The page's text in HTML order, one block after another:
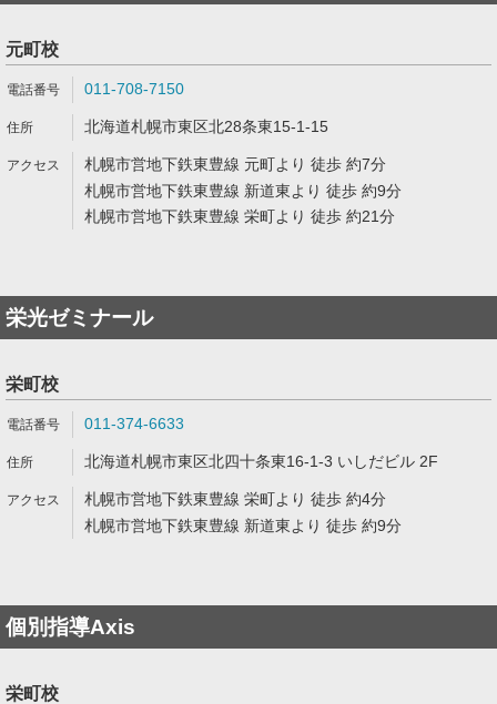
元町校
011-708-7150
北海道札幌市東区北28条東15-1-15
札幌市営地下鉄東豊線 元町より 徒歩 約7分
札幌市営地下鉄東豊線 新道東より 徒歩 約9分
札幌市営地下鉄東豊線 栄町より 徒歩 約21分
栄光ゼミナール
栄町校
011-374-6633
北海道札幌市東区北四十条東16-1-3 いしだビル 2F
札幌市営地下鉄東豊線 栄町より 徒歩 約4分
札幌市営地下鉄東豊線 新道東より 徒歩 約9分
個別指導Axis
栄町校